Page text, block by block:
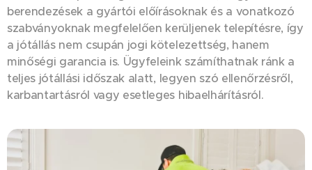
berendezések a gyártói előírásoknak és a vonatkozó
szabványoknak megfelelően kerüljenek telepítésre, így
a jótállás nem csupán jogi kötelezettség, hanem
minőségi garancia is. Ügyfeleink számíthatnak ránk a
teljes jótállási időszak alatt, legyen szó ellenőrzésről,
karbantartásról vagy esetleges hibaelhárításról.